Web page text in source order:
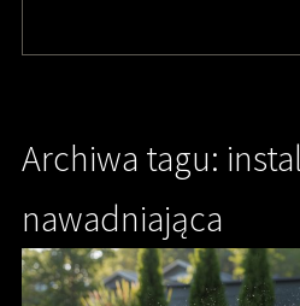
Archiwa tagu:
nawadniająca